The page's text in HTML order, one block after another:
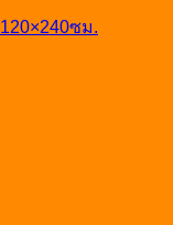
ซม.